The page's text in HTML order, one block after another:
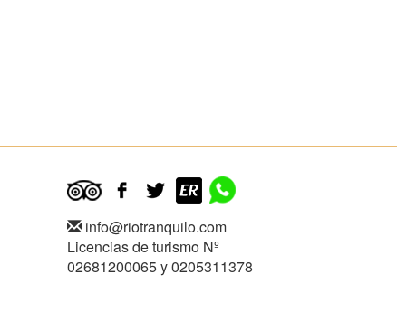
info@riotranquilo.com
Licencias de turismo Nº
02681200065 y 0205311378